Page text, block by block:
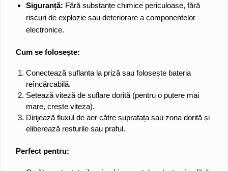
Siguranță: Fără substanțe chimice periculoase, fără
riscuri de explozie sau deteriorare a componentelor
electronice.
Cum se folosește:
Conectează suflanta la priză sau folosește bateria
reîncărcabilă.
Setează viteză de suflare dorită (pentru o putere mai
mare, crește viteza).
Dirijează fluxul de aer către suprafața sau zona dorită și
eliberează resturile sau praful.
Perfect pentru: